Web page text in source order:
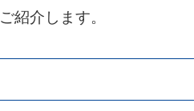
ご紹介します。